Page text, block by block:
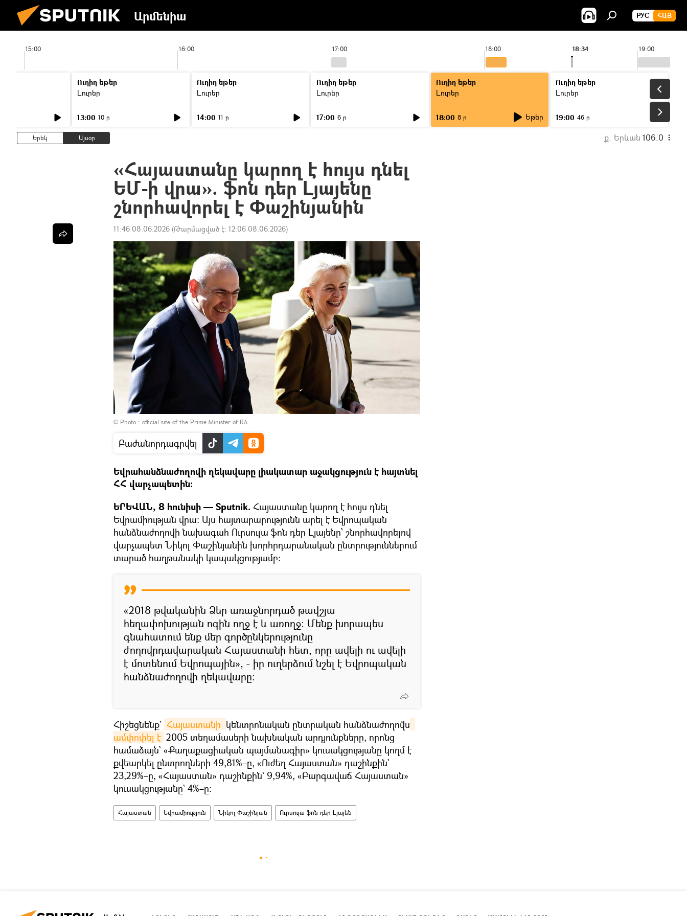
Արմենիա РУС ՀԱՅ
15:00 16:00 17:00 18:00 19:00
18:34
Ուղիղ եթեր
Լուրեր
13:00 10 ր
Ուղիղ եթեր
Լուրեր
14:00 11 ր
Ուղիղ եթեր
Լուրեր
17:00 6 ր
Ուղիղ եթեր
Լուրեր
18:00 8 ր Եթեր
Ուղիղ եթեր
Լուրեր
19:00 46 ր
Երեկ Այսօր ք. Երևան 106.0
«Հայաստանը կարող է հույս դնել
ԵՄ-ի վրա». ֆոն դեր Լյայենը
շնորհավորել է Փաշինյանին
11:46 08.06.2026 (Թարմացված է: 12:06 08.06.2026)
© Photo : official site of the Prime Minister of RA
Բաժանորդագրվել
Եվրահանձնաժողովի ղեկավարը լիակատար աջակցություն է հայտնել
ՀՀ վարչապետին։
ԵՐԵՎԱՆ, 8 հունիսի — Sputnik. Հայաստանը կարող է հույս դնել
Եվրամիության վրա։ Այս հայտարարությունն արել է Եվրոպական
հանձնաժողովի նախագահ Ուրսուլա ֆոն դեր Լյայենը՝ շնորհավորելով
վարչապետ Նիկոլ Փաշինյանին խորհրդարանական ընտրություններում
տարած հաղթանակի կապակցությամբ։
«2018 թվականին Ձեր առաջնորդած թավշյա
հեղափոխության ոգին ողջ է և առողջ։ Մենք խորապես
գնահատում ենք մեր գործընկերությունը
ժողովրդավարական Հայաստանի հետ, որը ավելի ու ավելի
է մոտենում Եվրոպային», - իր ուղերձում նշել է Եվրոպական
հանձնաժողովի ղեկավարը։
Հիշեցնենք` Հայաստանի կենտրոնական ընտրական հանձնաժողովն
ամփոփել է 2005 տեղամասերի նախնական արդյունքները, որոնց
համաձայն` «Քաղաքացիական պայմանագիր» կուսակցությանը կողմ է
քվեարկել ընտրողների 49,81%–ը, «Ուժեղ Հայաստան» դաշինքին`
23,29%–ը, «Հայաստան» դաշինքին` 9,94%, «Բարգավաճ Հայաստան»
կուսակցությանը` 4%–ը։
Հայաստան Եվրամիություն Նիկոլ Փաշինյան Ուրսուլա ֆոն դեր Լյայեն